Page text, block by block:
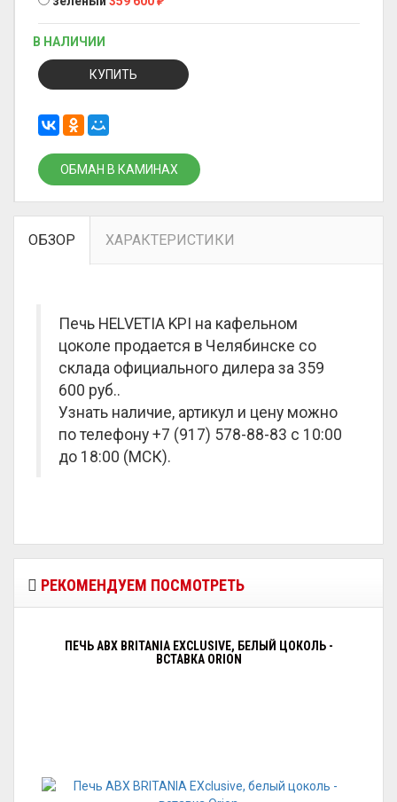
В НАЛИЧИИ
КУПИТЬ
ОБМАН В КАМИНАХ
ОБЗОР ХАРАКТЕРИСТИКИ
Печь HELVETIA KPI на кафельном
цоколе продается в Челябинске со
склада официального дилера за 359
600 руб..
Узнать наличие, артикул и цену можно
по телефону +7 (917) 578-88-83 с 10:00
до 18:00 (МСК).
РЕКОМЕНДУЕМ ПОСМОТРЕТЬ
ПЕЧЬ ABX BRITANIA EXCLUSIVE, БЕЛЫЙ ЦОКОЛЬ -
ВСТАВКА ORION